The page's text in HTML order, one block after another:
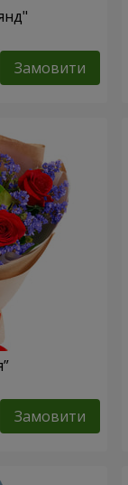
Замовити
Замовити